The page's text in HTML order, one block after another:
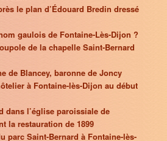
le plan d’Édouard Bredin dressé
gaulois de Fontaine-Lès-Dijon ?
de la chapelle Saint-Bernard
de Blancey, baronne de Joncy
à Fontaine-lès-Dijon au début
dans l’église paroissiale de
la restauration de 1899
parc Saint-Bernard à Fontaine-lès-